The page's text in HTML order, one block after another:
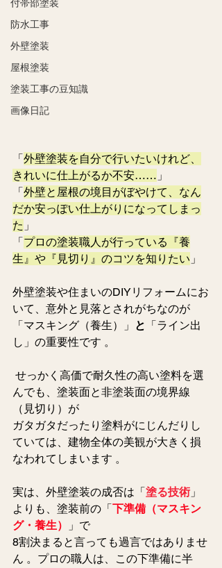
付帯部塗装
防水工事
外壁塗装
屋根塗装
塗装工事の豆知識
画像日記
「 外壁塗装を自分で行いたいけれど、
きれいに仕上がるか不安…… 」
「 外壁と屋根の境目がぼやけて、なん
だか安っぽい仕上がりになってしまっ
た 」
「 プロの塗装職人が行っている『養
生』や『見切り』のコツを知りたい 」
外壁塗装や住まいのDIYリフォームにお
いて、意外と見落とされがちなのが
「マスキング（養生）」 と 「ライン出
し」の重要性です 。
んでも、塗装面と非塗装面の境界線
（見切り）が
ガタガタだったり塗料がにじんだりし
ていては、建物全体の美観が大きく損
なわれてしまいます 。
実は、外壁塗装の成否は「 塗る技術 」
よりも、塗装前の「 下準備（マスキン
グ・養生）
」で
8割決まると言っても過言ではありませ
ん 。プロの職人は、この下準備に半